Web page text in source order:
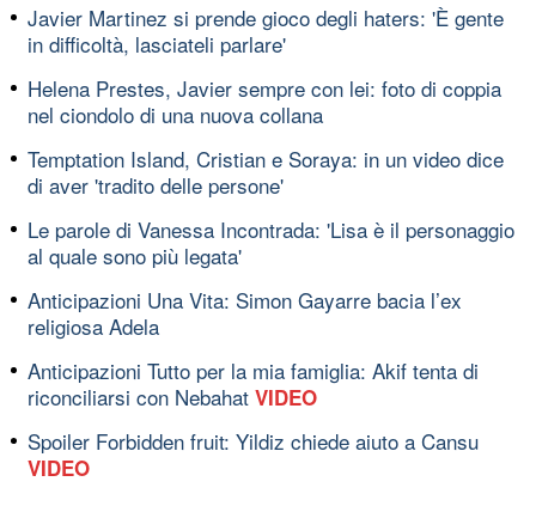
Javier Martinez si prende gioco degli haters: 'È gente
in difficoltà, lasciateli parlare'
Helena Prestes, Javier sempre con lei: foto di coppia
nel ciondolo di una nuova collana
Temptation Island, Cristian e Soraya: in un video dice
di aver 'tradito delle persone'
Le parole di Vanessa Incontrada: 'Lisa è il personaggio
al quale sono più legata'
Anticipazioni Una Vita: Simon Gayarre bacia l’ex
religiosa Adela
Anticipazioni Tutto per la mia famiglia: Akif tenta di
riconciliarsi con Nebahat VIDEO
Spoiler Forbidden fruit: Yildiz chiede aiuto a Cansu
VIDEO